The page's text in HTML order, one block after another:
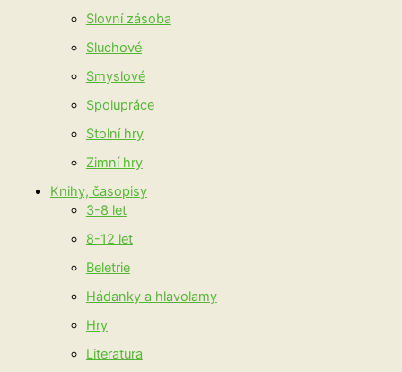
Slovní zásoba
Sluchové
Smyslové
Spolupráce
Stolní hry
Zimní hry
Knihy, časopisy
3-8 let
8-12 let
Beletrie
Hádanky a hlavolamy
Hry
Literatura